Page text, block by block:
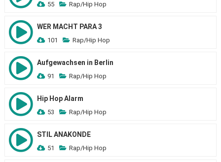
55 Rap/Hip Hop
WER MACHT PARA 3
101 Rap/Hip Hop
Aufgewachsen in Berlin
91 Rap/Hip Hop
Hip Hop Alarm
53 Rap/Hip Hop
STIL ANAKONDE
51 Rap/Hip Hop